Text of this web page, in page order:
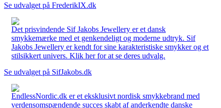
Se udvalget på FrederikIX.dk
Det prisvindende Sif Jakobs Jewellery er et dansk
smykkemærke med et genkendeligt og moderne udtryk. Sif
Jakobs Jewellery er kendt for sine karakteristiske smykker og et
stilsikkert univers. Klik her for at se deres udvalg.
Se udvalget på SifJakobs.dk
EndlessNordic.dk er et eksklusivt nordisk smykkebrand med
verdensomspændende succes skabt af anderkendte danske